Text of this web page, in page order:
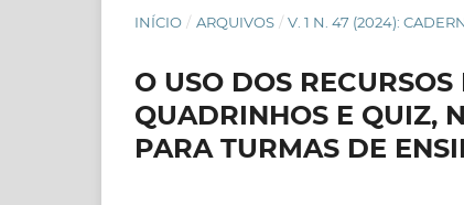
INÍCIO / ARQUIVOS / V. 1 N. 47 (2024):
O USO DOS
QUADRINHOS E QUIZ,
PARA TURMAS DE